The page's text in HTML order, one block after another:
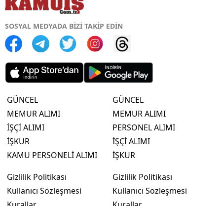
SOSYAL MEDYADA BİZİ TAKİP EDİN
GÜNCEL
MEMUR ALIMI
İŞÇİ ALIMI
İŞKUR
KAMU PERSONELİ ALIMI
GÜNCEL
MEMUR ALIMI
PERSONEL ALIMI
İŞÇİ ALIMI
İŞKUR
Gizlilik Politikası
Kullanıcı Sözleşmesi
Gizlilik Politikası
Kullanıcı Sözleşmesi